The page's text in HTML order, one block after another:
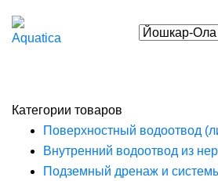
Категории товаров
Поверхностный водоотвод
Внутренний водоотвод из
Подземный дренаж и